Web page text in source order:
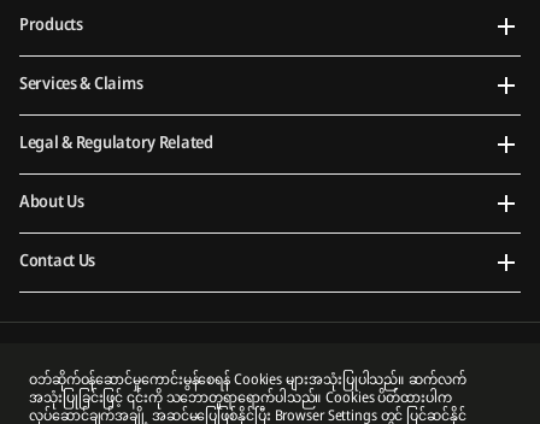
Products
Services & Claims
Legal & Regulatory Related
About Us
Contact Us
Prudential Myanmar Life Insurance Limited nor Prudential plc is affiliated in any manner with
Prudential Financial, Inc, a company whose principal place of business is in the United States of
America or with Prudential Assurance Company, a subsidiary of M&G plc, a company incorporated
ဝဘ်ဆိုက်ဝန်ဆောင်မှုကောင်းမွန်စေရန် Cookies များအသုံးပြုပါသည်။ ဆက်လက်
အသုံးပြုခြင်းဖြင့် ၎င်းကို သဘောတူရာရောက်ပါသည်။ Cookies ပိတ်ထားပါက
လုပ်ဆောင်ချက်အချို့ အဆင်မပြေဖြစ်နိုင်ပြီး Browser Settings တွင် ပြင်ဆင်နိုင်